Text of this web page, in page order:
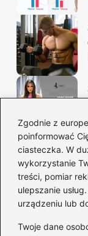
Zgodnie z
poinformować
ciasteczka. W
wykorzystanie
treści, pomiar
ulepszanie
urządzeniu lub
Twoje dane